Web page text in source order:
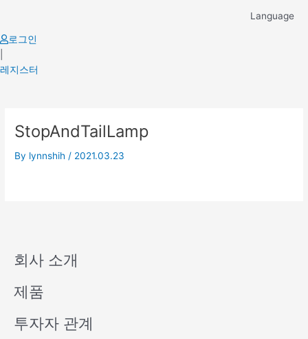
content
Language
로그인
레지스터
StopAndTailLamp
By lynnshih / 2021.03.23
회사 소개
제품
투자자 관계